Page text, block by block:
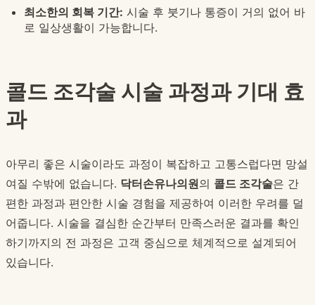
최소한의 회복 기간: 시술 후 붓기나 통증이 거의 없어 바
로 일상생활이 가능합니다.
콜드 조각술 시술 과정과 기대 효
과
아무리 좋은 시술이라도 과정이 복잡하고 고통스럽다면 망설
여질 수밖에 없습니다. 닥터손유나의원의 콜드 조각술은 간
편한 과정과 편안한 시술 경험을 제공하여 이러한 우려를 덜
어줍니다. 시술을 결심한 순간부터 만족스러운 결과를 확인
하기까지의 전 과정은 고객 중심으로 체계적으로 설계되어
있습니다.